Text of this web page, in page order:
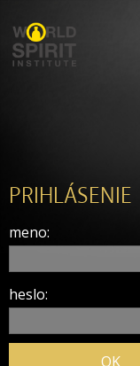
PRIHLÁSENIE
meno:
heslo: